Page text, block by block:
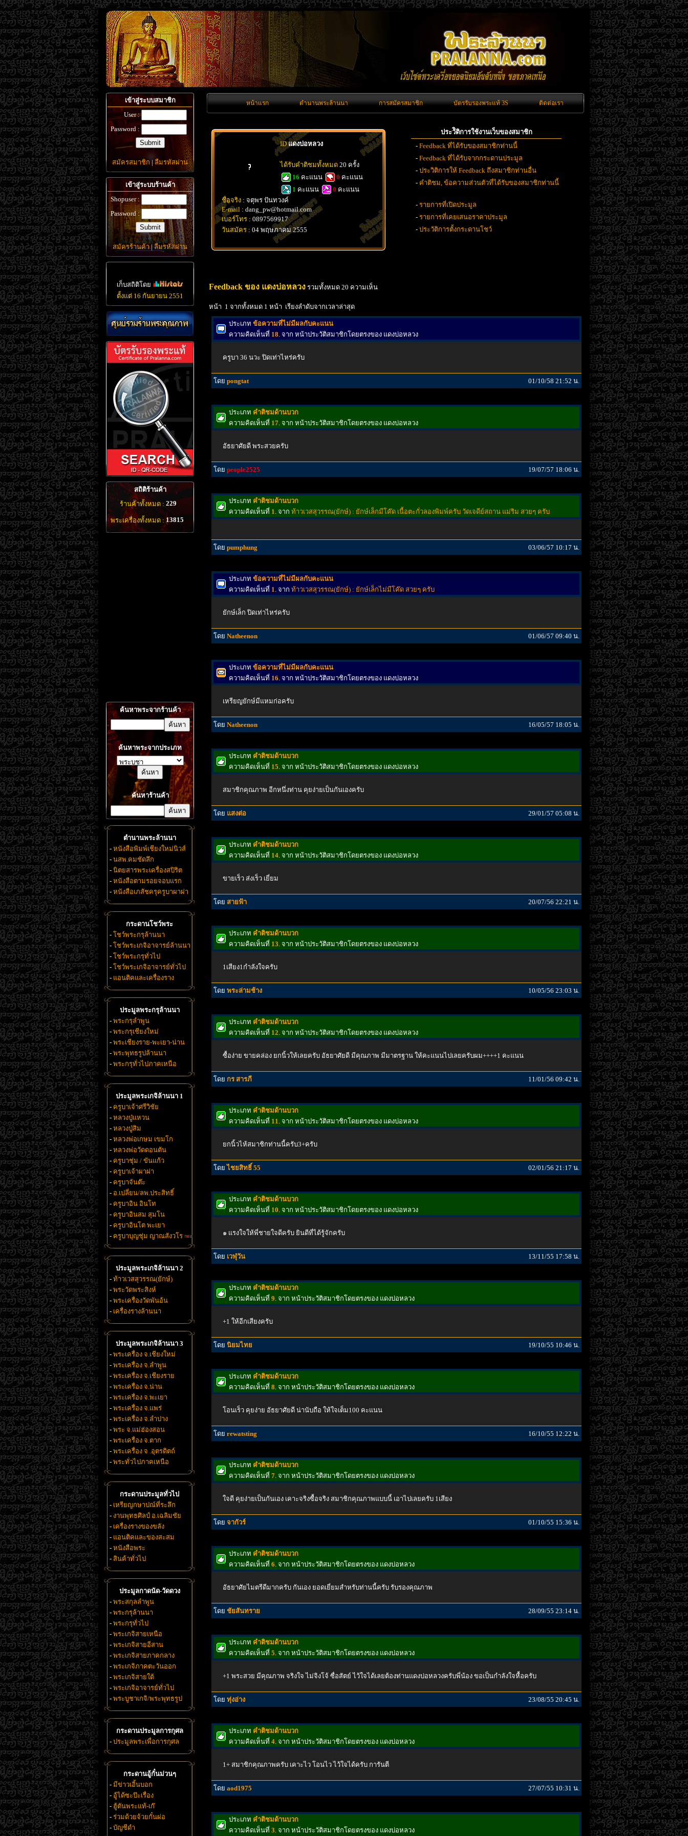
เข้าสู่ระบบสมาชิก
User :
Password :
สมัครสมาชิก|ลืมรหัสผ่าน
เข้าสู่ระบบร้านค้า
Shopuser :
Password :
สมัครร้านค้า|ลืมรหัสผ่าน
เก็บสถิติโดย
ตั้งแต่ 16 กันยายน 2551
สถิติร้านค้า
ร้านค้าทั้งหมด : 229
พระเครื่องทั้งหมด : 13815
ค้นหาพระจากร้านค้า
ค้นหาพระจากประเภท
ค้นหาร้านค้า
ตำนานพระล้านนา
- หนังสือพิมพ์เชียงใหม่นิวส์
- นสพ.คมชัดลึก
- นิตยสารพระเครื่องสปิริต
- หนังสือตามรอยจอบแรก
- หนังสือเภสัชครุครูบาผาผ่า
กระดานโชว์พระ
- โชว์พระกรุล้านนา
- โชว์พระเกจิอาจารย์ล้านนา
- โชว์พระกรุทั่วไป
- โชว์พระเกจิอาจารย์ทั่วไป
- แอนติคและเครื่องราง
ประมูลพระกรุล้านนา
- พระกรุลำพูน
- พระกรุเชียงใหม่
- พระเชียงราย-พะเยา-น่าน
- พระพุทธรูปล้านนา
- พระกรุทั่วไปภาคเหนือ
ประมูลพระเกจิล้านนา 1
- ครูบาเจ้าศรีวิชัย
- หลวงปู่แหวน
- หลวงปู่สิม
- หลวงพ่อเกษม เขมโก
- หลวงพ่อวัดดอนตัน
- ครูบาชุ่ม / ขันแก้ว
- ครูบาเจ้าผาผ่า
- ครูบาจันต๊ะ
- อ.เปลี่ยน/ลพ.ประสิทธิ์
- ครูบาอิน อินโท
- ครูบาอินสม สุมโน
- ครูบาอินโต พะเยา
- ครูบาบุญชุ่ม ญาณสังวโร
ประมูลพระเกจิล้านนา 2
- ท้าวเวสสุวรรณ(ยักษ์)
- พระวัดพระสิงห์
- พระเครื่องวัดพันอ้น
- เครื่องรางล้านนา
ประมูลพระเกจิล้านนา 3
- พระเครื่อง จ.เชียงใหม่
- พระเครื่อง จ.ลำพูน
- พระเครื่อง จ.เชียงราย
- พระเครื่อง จ.น่าน
- พระเครื่อง จ.พะเยา
- พระเครื่อง จ.แพร่
- พระเครื่อง จ.ลำปาง
- พระ จ.แม่ฮ่องสอน
- พระเครื่อง จ.ตาก
- พระเครื่อง จ .อุตรดิตถ์
- พระทั่วไปภาคเหนือ
กระดานประมูลทั่วไป
- เหรียญกษาปณ์ที่ระลึก
- งานพุทธศิลป์ อ.เฉลิมชัย
- เครื่องรางของขลัง
- แอนติคและของสะสม
- หนังสือพระ
- สินค้าทั่วไป
ประมูลกาดนัด-วัดดวง
- พระสกุลลำพูน
- พระกรุล้านนา
- พระกรุทั่วไป
- พระเกจิสายเหนือ
- พระเกจิสายอีสาน
- พระเกจิสายภาคกลาง
- พระเกจิภาคตะวันออก
- พระเกจิสายใต้
- พระเกจิอาจารย์ทั่วไป
- พระบูชาเกจิ/พระพุทธรูป
กระดานประมูลการกุศล
- ประมูลพระเพื่อการกุศล
กระดานอู้กั๋นม่วนๆ
- มีข่าวเอิ้นบอก
- อู้ได้ซะป๊ะเรื่อง
- ฮู้ตันพระแท้-เก๊
- ร่วมด้วยจ้วยกั๋นผ่อ
- บัญชีดำ
หน้าแรก ตำนานพระล้านนา การสมัครสมาชิก บัตรรับรองพระแท้ 3S ติดต่อเรา
ID แดงบ่อหลวง
ได้รับคำติชมทั้งหมด 20 ครั้ง
16 คะแนน 0 คะแนน
1 คะแนน 0 คะแนน
ชื่อจริง : จตุพร ปันทวงค์
E-mail : dang_pw@hotmail.com
เบอร์โทร : 0897569917
วันสมัคร : 04 พฤษภาคม 2555
ประวัิติการใช้งานเว็บของสมาชิก
- Feedback ที่ได้รับของสมาชิกท่านนี้
- Feedback ที่ได้รับจากกระดานประมูล
- ประวิติการให้ Feedback ถึงสมาชิกท่านอื่น
- คำติชม, ข้อความส่วนตัวที่ได้รับของสมาชิกท่านนี้
- รายการที่เปิดประมูล
- รายการที่เคยเสนอราคาประมูล
- ประวัติการตั้งกระดานโชว์
Feedback ของ แดงบ่อหลวง รวมทั้งหมด 20 ความเห็น
หน้า 1 จากทั้งหมด 1 หน้า เรียงลำดับจากเวลาล่าสุด
ประเภท ข้อความที่ไม่มีผลกับคะแนน
ความคิดเห็นที่ 18. จาก หน้าประวัติสมาชิกโดยตรงของ แดงบ่อหลวง
ครูบา 36 นวะ ปิดเท่าไหร่ครับ
โดย pongtat 01/10/58 21:52 น.
ประเภท คำติชมด้านบวก
ความคิดเห็นที่ 17. จาก หน้าประวัติสมาชิกโดยตรงของ แดงบ่อหลวง
อัธยาศัยดี พระสวยครับ
โดย people2525 19/07/57 18:06 น.
ประเภท คำติชมด้านบวก
ความคิดเห็นที่ 1. จาก ท้าวเวสสุวรรณ(ยักษ์) : ยักษ์เล็กมีโค๊ด เนื้อตะกั่วลองพิมพ์ครับ วัดเจดีย์สถาน แม่ริม สวยๆ ครับ
โดย pumphung 03/06/57 10:17 น.
ประเภท ข้อความที่ไม่มีผลกับคะแนน
ความคิดเห็นที่ 1. จาก ท้าวเวสสุวรรณ(ยักษ์) : ยักษ์เล็กไม่มีโค๊ด สวยๆ ครับ
ยักษ์เล็ก ปิดเท่าไหร่ครับ
โดย Natheenon 01/06/57 09:40 น.
ประเภท ข้อความที่ไม่มีผลกับคะแนน
ความคิดเห็นที่ 16. จาก หน้าประวัติสมาชิกโดยตรงของ แดงบ่อหลวง
เหรียญยักษ์มีแหมก่อครับ
โดย Natheenon 16/05/57 18:05 น.
ประเภท คำติชมด้านบวก
ความคิดเห็นที่ 15. จาก หน้าประวัติสมาชิกโดยตรงของ แดงบ่อหลวง
สมาชิกคุณภาพ อีกหนึ่งท่าน คุยง่ายเป็นกันเองครับ
โดย แสงต่อ 29/01/57 05:08 น.
ประเภท คำติชมด้านบวก
ความคิดเห็นที่ 14. จาก หน้าประวัติสมาชิกโดยตรงของ แดงบ่อหลวง
ขายเร็ว ส่งเร็ว เยี่ยม
โดย สายฟ้า 20/07/56 22:21 น.
ประเภท คำติชมด้านบวก
ความคิดเห็นที่ 13. จาก หน้าประวัติสมาชิกโดยตรงของ แดงบ่อหลวง
1เสียง1กําลังใจครับ
โดย พระล่ามช้าง 10/05/56 23:03 น.
ประเภท คำติชมด้านบวก
ความคิดเห็นที่ 12. จาก หน้าประวัติสมาชิกโดยตรงของ แดงบ่อหลวง
ซื้อง่าย ขายคล่อง ยกนิ้วให้เลยครับ อัธยาศัยดี มีคุณภาพ มีมาตรฐาน ให้คะแนนไปเลยครับผม++++1 คะแนน
โดย กร สารภี 11/01/56 09:42 น.
ประเภท คำติชมด้านบวก
ความคิดเห็นที่ 11. จาก หน้าประวัติสมาชิกโดยตรงของ แดงบ่อหลวง
ยกนิ้วไห้สมาชิกท่านนี้ครับ3+ครับ
โดยไชยสิทธิ์ 55 02/01/56 21:17 น.
ประเภท คำติชมด้านบวก
ความคิดเห็นที่ 10. จาก หน้าประวัติสมาชิกโดยตรงของ แดงบ่อหลวง
๑ แรงใจให้พี่ชายใจดีครับ ยินดีที่ได้รู้จักครับ
โดย เวฬุวัน 13/11/55 17:58 น.
ประเภท คำติชมด้านบวก
ความคิดเห็นที่ 9. จาก หน้าประวัติสมาชิกโดยตรงของ แดงบ่อหลวง
+1 ให้อีกเสียงครับ
โดย นิยมไทย 19/10/55 10:46 น.
ประเภท คำติชมด้านบวก
ความคิดเห็นที่ 8. จาก หน้าประวัติสมาชิกโดยตรงของ แดงบ่อหลวง
โอนเร็ว คุยง่าย อัธยาศัยดี น่านับถือ ให้ใจเต็ม100 คะแนน
โดย rewatsting 16/10/55 12:22 น.
ประเภท คำติชมด้านบวก
ความคิดเห็นที่ 7. จาก หน้าประวัติสมาชิกโดยตรงของ แดงบ่อหลวง
ใจดี คุยง่ายเป็นกันเอง เคาะจริงซื้อจริง สมาชิกคุณภาพแบบนี้ เอาไปเลยครับ 1เสียง
โดย จากัวร์ 01/10/55 15:36 น.
ประเภท คำติชมด้านบวก
ความคิดเห็นที่ 6. จาก หน้าประวัติสมาชิกโดยตรงของ แดงบ่อหลวง
อัธยาศัยไมตรีดีมากครับ กันเอง ยอดเยี่ยมสำหรับท่านนี้ครับ รับรองคุณภาพ
โดย ชัยสันทราย 28/09/55 23:14 น.
ประเภท คำติชมด้านบวก
ความคิดเห็นที่ 5. จาก หน้าประวัติสมาชิกโดยตรงของ แดงบ่อหลวง
+1 พระสวย มีคุณภาพ จริงใจ ไม่จิงโจ้ ซื่อสัตย์ ไว้ใจได้เลยต้องท่านแดงบ่อหลวงครับพี่น้อง ขอเป็นกำลังใจหื้อครับ
โดย ทุ่งอ่าง 23/08/55 20:45 น.
ประเภท คำติชมด้านบวก
ความคิดเห็นที่ 4. จาก หน้าประวัติสมาชิกโดยตรงของ แดงบ่อหลวง
1+ สมาชิกคุณภาพครับ เคาะไว โอนไว ไว้ใจได้ครับ การันตี
โดย aod1975 27/07/55 10:31 น.
ประเภท คำติชมด้านบวก
ความคิดเห็นที่ 3. จาก หน้าประวัติสมาชิกโดยตรงของ แดงบ่อหลวง